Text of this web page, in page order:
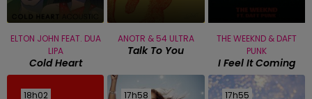
ELTON JOHN FEAT. DUA
LIPA
Cold Heart
ANOTR & 54 ULTRA
Talk To You
THE WEEKND & DAFT
PUNK
I Feel It Coming
18h02
18h02 17h58
17h58 17h55
17h55